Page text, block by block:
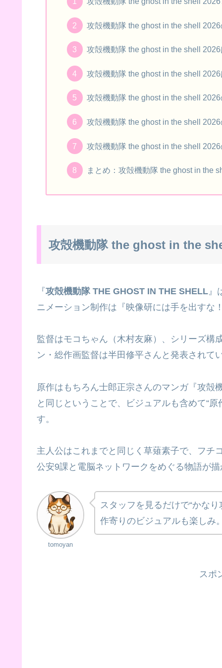
攻殻機動隊 the ghost in the shell
攻殻機動隊 the ghost in the shell
攻殻機動隊 the ghost in the shell
攻殻機動隊 the ghost in the shell
攻殻機動隊 the ghost in the shell
攻殻機動隊 the ghost in the shell
まとめ：攻殻機動隊 the ghost in the
攻殻機動隊 the ghost in the
『攻殻機動隊 THE GHOST IN THE SHELL』
ニメーション制作は『映像研には手を出すな
監督はモコちゃん（木村友麻）、シリーズ構
ン・総作画監督は半田修平さんと発表されて
原作はもちろん士郎正宗さんのマンガ『攻殻
と同じということで、ビジュアルも含めて“
す。
主人公はこれまでと同じく草薙素子で、フチ
公安9課と電脳ネットワークをめぐる物語が
tomoyan
スタッフを見るだけで“かな
作寄りのビジュアルも楽しみ
スポ